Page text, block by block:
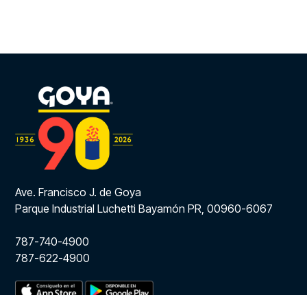
Ave. Francisco J. de Goya
Parque Industrial Luchetti Bayamón PR, 00960-6067
787-740-4900
787-622-4900